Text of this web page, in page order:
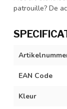
patrouille? De
EAN Code
Kleur